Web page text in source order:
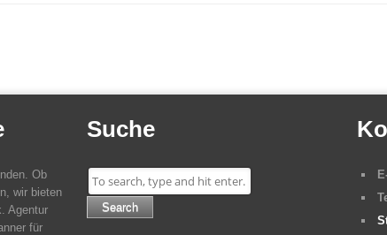
Ob
wir bieten
Agentur
für
Suche
Search